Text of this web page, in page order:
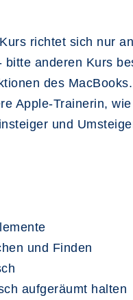
richtet sich nur
bitte anderen Kurs
des
Apple-Trainerin,
und
und Finden
aufgeräumt halten